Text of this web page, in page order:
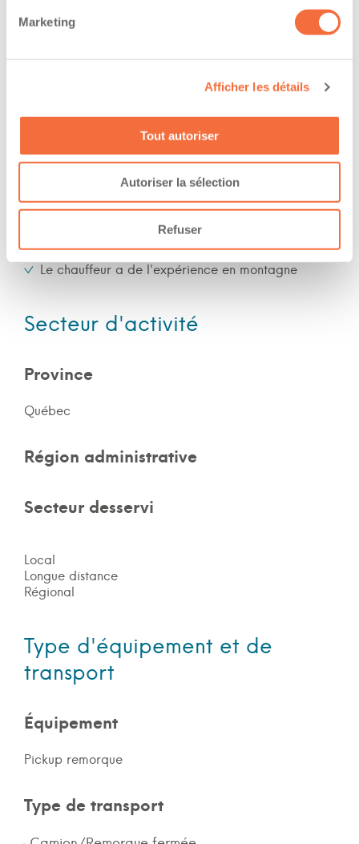
Marketing
Afficher les détails
Tout autoriser
Autoriser la sélection
Refuser
work at/during :
Expérience
Nombre d'années d'expériences 15 ans
Le chauffeur a de l'expérience en forêt
Le chauffeur a de l'expérience en montagne
Secteur d'activité
Province
Québec
Région administrative
Secteur desservi
Local
Longue distance
Régional
Type d'équipement et de
transport
Équipement
Pickup remorque
Type de transport